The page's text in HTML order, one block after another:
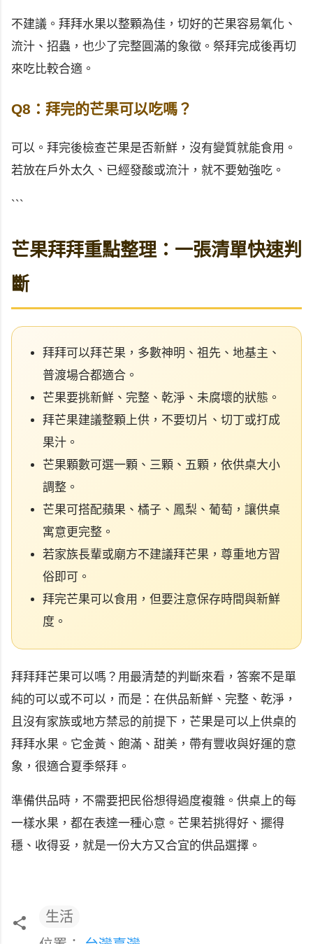
不建議。拜拜水果以整顆為佳，切好的芒果容易氧化、
流汁、招蟲，也少了完整圓滿的象徵。祭拜完成後再切
來吃比較合適。
Q8：拜完的芒果可以吃嗎？
可以。拜完後檢查芒果是否新鮮，沒有變質就能食用。
若放在戶外太久、已經發酸或流汁，就不要勉強吃。
```
芒果拜拜重點整理：一張清單快速判
斷
拜拜可以拜芒果，多數神明、祖先、地基主、
普渡場合都適合。
芒果要挑新鮮、完整、乾淨、未腐壞的狀態。
拜芒果建議整顆上供，不要切片、切丁或打成
果汁。
芒果顆數可選一顆、三顆、五顆，依供桌大小
調整。
芒果可搭配蘋果、橘子、鳳梨、葡萄，讓供桌
寓意更完整。
若家族長輩或廟方不建議拜芒果，尊重地方習
俗即可。
拜完芒果可以食用，但要注意保存時間與新鮮
度。
拜拜拜芒果可以嗎？用最清楚的判斷來看，答案不是單
純的可以或不可以，而是：在供品新鮮、完整、乾淨，
且沒有家族或地方禁忌的前提下，芒果是可以上供桌的
拜拜水果。它金黃、飽滿、甜美，帶有豐收與好運的意
象，很適合夏季祭拜。
準備供品時，不需要把民俗想得過度複雜。供桌上的每
一樣水果，都在表達一種心意。芒果若挑得好、擺得
穩、收得妥，就是一份大方又合宜的供品選擇。
生活